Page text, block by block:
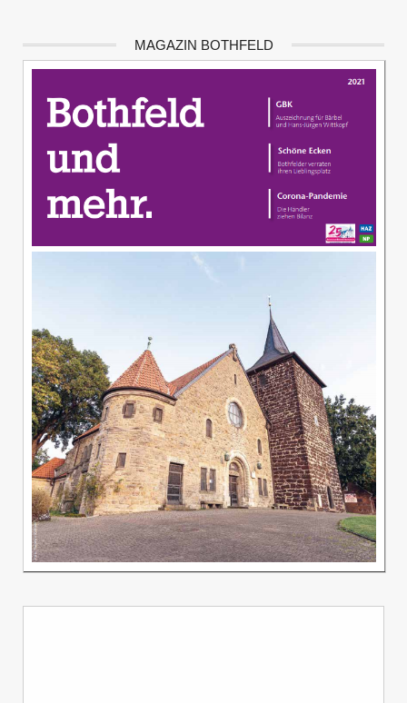
MAGAZIN BOTHFELD